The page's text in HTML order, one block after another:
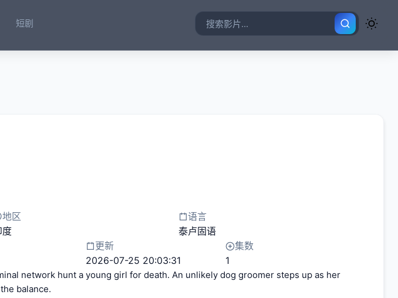
短剧
地区
度
语言
泰卢固语
更新
2026-07-25 20:03:31
集数
1
network hunt a young girl for death. An unlikely dog groomer steps up as her
balance.